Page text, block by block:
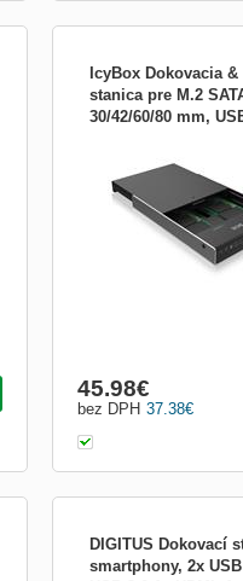
IcyBox Dokovacia &
stanica pre M.2
30/42/60/80 mm,
37.38€
bez DPH
45.98€
DIGITUS Dokovací
smartphony, 2x